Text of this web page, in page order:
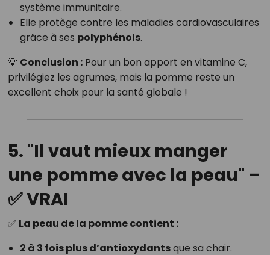
système immunitaire.
Elle protège contre les maladies cardiovasculaires
grâce à ses polyphénols.
💡 Conclusion :Pour un bon apport en vitamine C,
privilégiez les agrumes, mais la pomme reste un
excellent choix pour la santé globale !
5. "Il vaut mieux manger
une pomme avec la peau" –
✅ VRAI
✅ La peau de la pomme contient :
2 à 3 fois plus d’antioxydantsque sa chair.